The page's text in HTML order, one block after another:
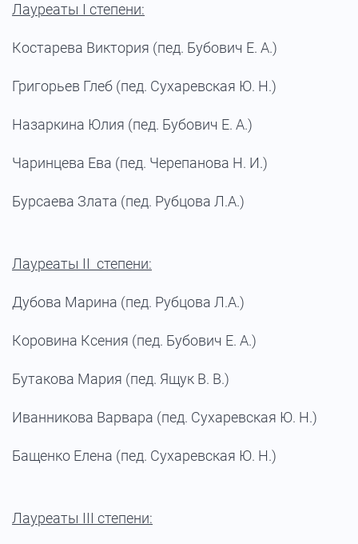
Лауреаты I степени:
Костарева Виктория (пед. Бубович Е. А.)
Григорьев Глеб (пед. Сухаревская Ю. Н.)
Назаркина Юлия (пед. Бубович Е. А.)
Чаринцева Ева (пед. Черепанова Н. И.)
Бурсаева Злата (пед. Рубцова Л.А.)
Лауреаты II степени:
Дубова Марина (пед. Рубцова Л.А.)
Коровина Ксения (пед. Бубович Е. А.)
Бутакова Мария (пед. Ящук В. В.)
Иванникова Варвара (пед. Сухаревская Ю. Н.)
Бащенко Елена (пед. Сухаревская Ю. Н.)
Лауреаты III степени: